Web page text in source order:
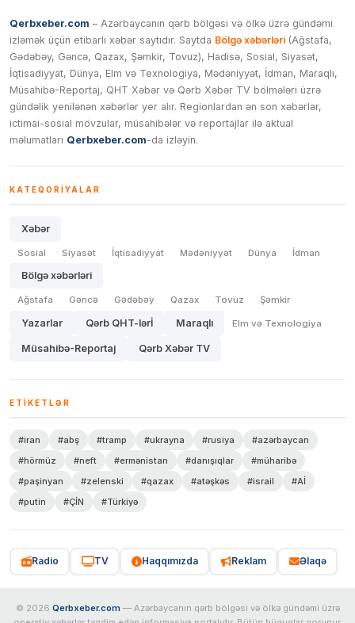
Qerbxeber.com – Azərbaycanın qərb bölgəsi və ölkə üzrə gündəmi
izləmək üçün etibarlı xəbər saytıdır. Saytda Bölgə xəbərləri (Ağstafa,
Gədəbəy, Gəncə, Qazax, Şəmkir, Tovuz), Hadisə, Sosial, Siyasət,
İqtisadiyyat, Dünya, Elm və Texnologiya, Mədəniyyət, İdman, Maraqlı,
Müsahibə-Reportaj, QHT Xəbər və Qərb Xəbər TV bölmələri üzrə
gündəlik yenilənən xəbərlər yer alır. Regionlardan ən son xəbərlər,
ictimai-sosial mövzular, müsahibələr və reportajlar ilə aktual
məlumatları Qerbxeber.com-da izləyin.
KATEQORIYALAR
Xəbər
Sosial Siyasət İqtisadiyyat Mədəniyyət Dünya İdman
Bölgə xəbərləri
Ağstafa Gəncə Gədəbəy Qazax Tovuz Şəmkir
Yazarlar Qərb QHT-lərİ Maraqlı Elm və Texnologiya
Müsahibə-Reportaj Qərb Xəbər TV
ETIKETLƏR
#iran #abş #tramp #ukrayna #rusiya
#azərbaycan
#hörmüz
#neft #ermənistan #danışıqlar
#müharibə
#paşinyan
#zelenski #qazax #atəşkəs #israil
#Aİ
#putin
#ÇİN #Türkiyə
Radio TV Haqqımızda Reklam Əlaqə
© 2026 Qerbxeber.com — Azərbaycanın qərb bölgəsi və ölkə gündəmi üzrə